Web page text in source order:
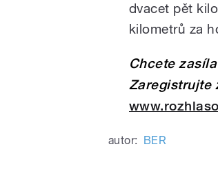
dvacet pět
kilometrů za
Chcete
Zaregistrujte
autor: BER